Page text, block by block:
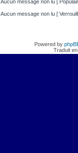
Aucun message non lu [
Aucun message non lu [
Powered by
Traduit